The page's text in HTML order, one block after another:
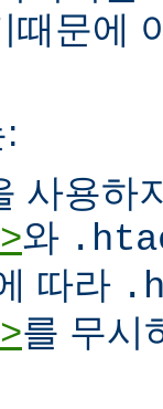
때문에
사용하
와
따라
를 무시